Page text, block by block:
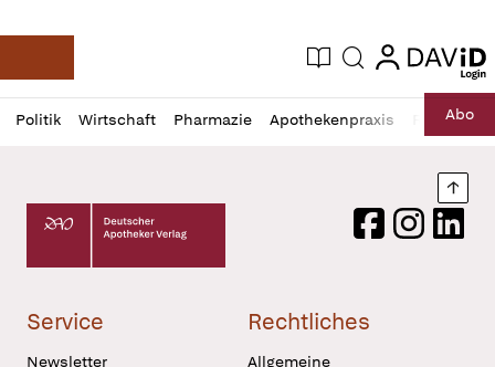
Deutsche Apotheker Zeitung
Aktuelle Ausgabe
Suche login
login
Politik Wirtschaft Pharmazie Apothekenpraxis RechtAbo
Profil
öffnen
Daz
Pur
Deutscher Apotheker Verlag Logo
FacebookInstagram
Service
Newsletter
Rechtliches
Allgemeine